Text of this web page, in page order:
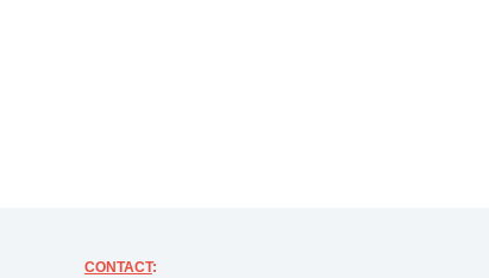
CONTACT: